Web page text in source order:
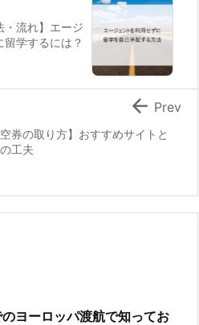
・流れ】エージ
留学するには？
空券の取り方】おすすめサイトと
工夫
 Prev
ヨーロッパ渡航で知ってお